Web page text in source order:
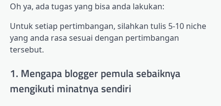
Oh ya, ada tugas yang bisa anda lakukan:
Untuk setiap pertimbangan, silahkan tulis 5-10 niche
yang anda rasa sesuai dengan pertimbangan
tersebut.
1. Mengapa blogger pemula sebaiknya
mengikuti minatnya sendiri